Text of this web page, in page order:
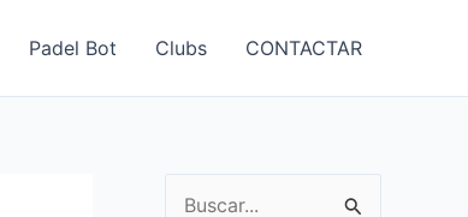
Padel Bot Clubs CONTACTAR